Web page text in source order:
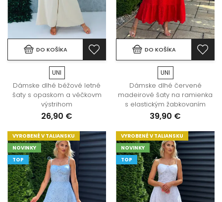
DO KOŠÍKA
UNI
Dámske dlhé béžové letné
šaty s opaskom a véčkovm
výstrihom
26,90 €
DO KOŠÍKA
UNI
Dámske dlhé červené
madeirové šaty na ramienka
s elastickým žabkovaním
39,90 €
VYROBENÉ V TALIANSKU
NOVINKY
TOP
VYROBENÉ V TALIANSKU
NOVINKY
TOP